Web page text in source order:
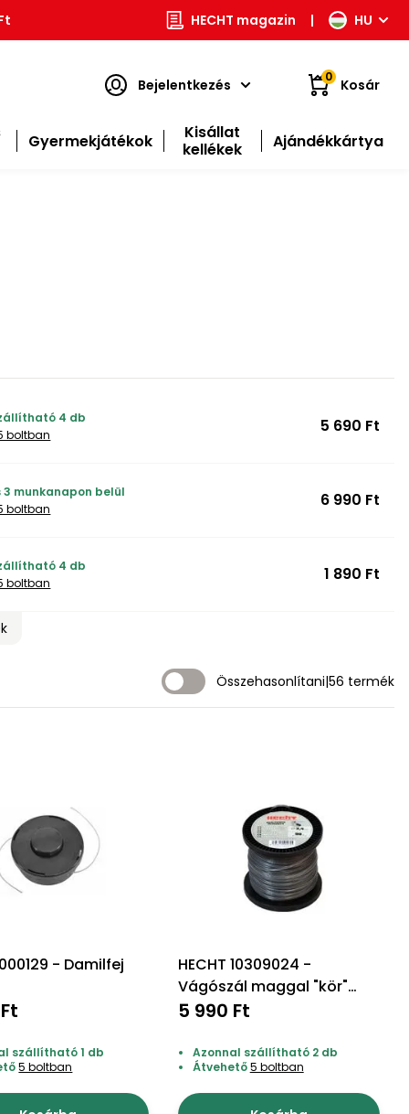
HECHT magazin | HU
Bejelentkezés 0 Kosár
Gyermekjátékok
Kisállat
kellékek
Ajándékkártya
4 db
boltban 5 690 Ft
munkanapon belül
boltban 6 990 Ft
4 db
boltban 1 890 Ft
Összehasonlítani|56 termék
- Damilfej
szállítható 1 db
5 boltban
HECHT 10309024 -
Vágószál maggal "kör"
2,4*90m
5 990 Ft
Azonnal szállítható 2 db
Átvehető5 boltban